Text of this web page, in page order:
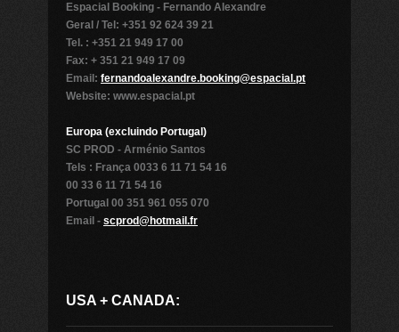
Espacial Booking - Fernando Alexandre
Geral / Tel: +351 92 624 39 21
Tel. : +351 21 949 17 00
Fax: + 351 21 949 17 09
Email: fernandoalexandre.booking@espacial.pt
Website: www.espacial.pt
Europa (excluindo Portugal)
SC PROD - Arménio Santos
Tels : França 0033 6 11 71 54 16
00 33 6 11 71 54 16
Portugal 00 351 961 055 070
Email - scprod@hotmail.fr
USA + CANADA: